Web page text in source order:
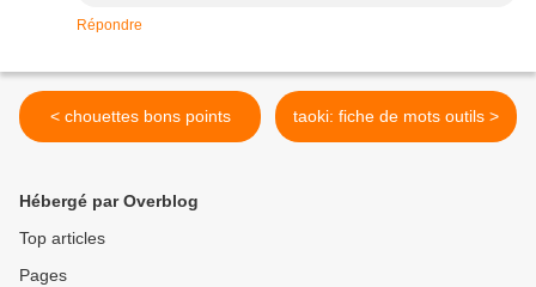
Répondre
< chouettes bons points taoki: fiche de mots outils >
Hébergé par Overblog
Top articles
Pages